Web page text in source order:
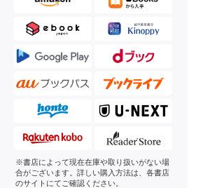
※書店によって現在在庫や取り扱いがない場
合がございます。詳しい購入方法は、各書店
のサイトにてご確認ください。